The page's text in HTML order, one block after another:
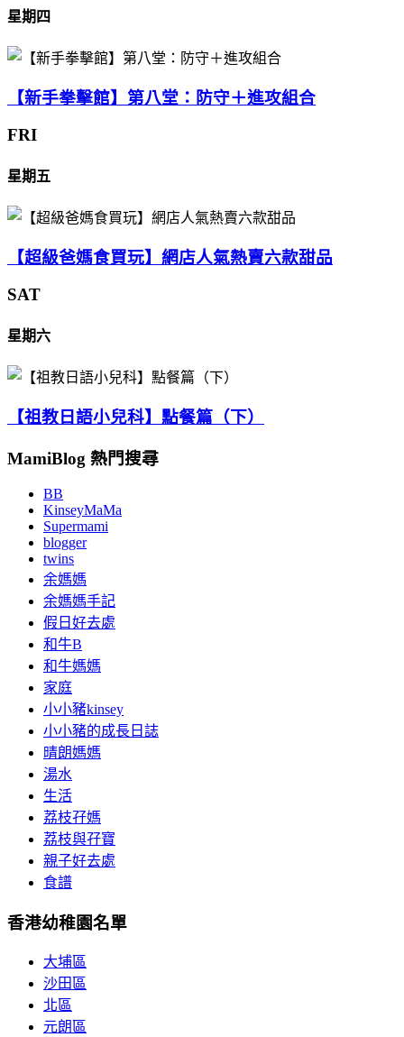
星期四
【新手拳擊館】第八堂：防守＋進攻組合
FRI
星期五
【超級爸媽食買玩】網店人氣熱賣六款甜品
SAT
星期六
【祖教日語小兒科】點餐篇（下）
MamiBlog 熱門搜尋
BB
KinseyMaMa
Supermami
blogger
twins
余媽媽
余媽媽手記
假日好去處
和牛B
和牛媽媽
家庭
小小豬kinsey
小小豬的成長日誌
晴朗媽媽
湯水
生活
荔枝孖媽
荔枝與孖寶
親子好去處
食譜
香港幼稚園名單
大埔區
沙田區
北區
元朗區